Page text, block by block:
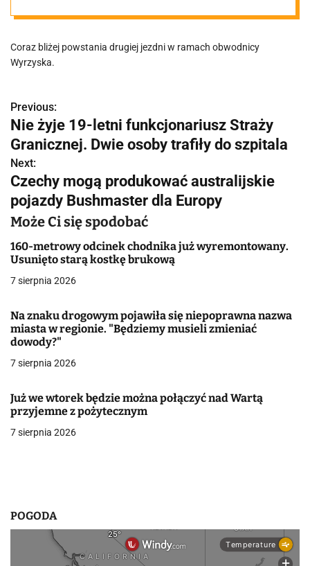
Coraz bliżej powstania drugiej jezdni w ramach obwodnicy
Wyrzyska.
N
a
w
i
g
a
c
a
w
i
s
Previous:
Nie żyje 19-letni funkcjonariusz Straży
Granicznej. Dwie osoby trafiły do szpitala
Next:
Czechy mogą produkować australijskie
pojazdy Bushmaster dla Europy
Może Ci się spodobać
160-metrowy odcinek chodnika już wyremontowany.
Usunięto starą kostkę brukową
7 sierpnia 2026
Na znaku drogowym pojawiła się niepoprawna nazwa
miasta w regionie. "Będziemy musieli zmieniać
dowody?"
7 sierpnia 2026
Już we wtorek będzie można połączyć nad Wartą
przyjemne z pożytecznym
7 sierpnia 2026
POGODA